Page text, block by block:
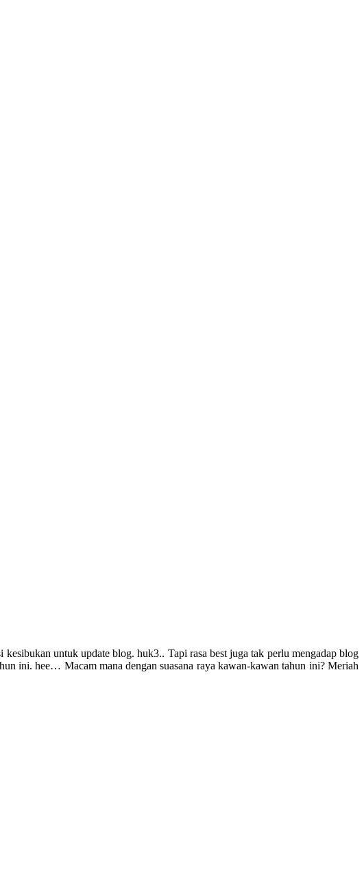
untuk update blog. huk3.. Tapi rasa best juga tak perlu mengadap blog
ini. hee… Macam mana dengan suasana raya kawan-kawan tahun ini? Meriah